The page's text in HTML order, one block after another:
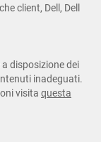
client, Dell, Dell
disposizione dei
inadeguati.
visita questa